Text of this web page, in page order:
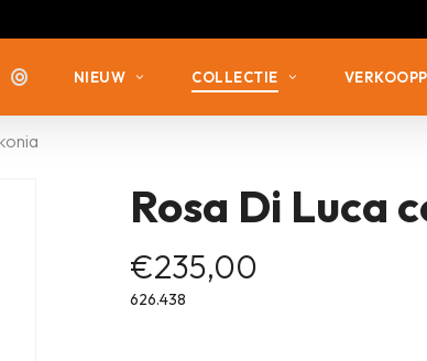
NIEUW COLLECTIE
ZILVER MET ZIRKONIA
ZILVER ZONDER STEEN
ZILVER MET DIAMANT
ZILVER MET ZIRKONIA
Rosa Di Luca
€235,00
626.438